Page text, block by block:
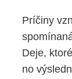
Príčiny
Deje,
no